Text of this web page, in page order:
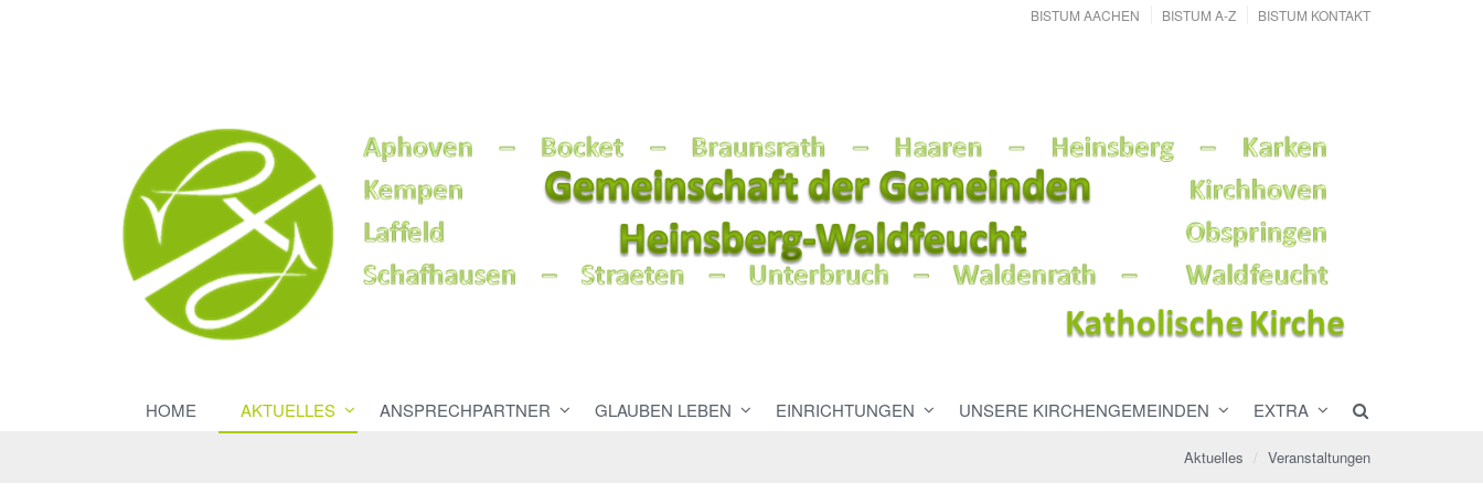
BISTUM AACHEN BISTUM A-Z BISTUM KONTAKT
HOME AKTUELLES ANSPRECHPARTNER GLAUBEN LEBEN EINRICHTUNGEN UNSERE KIRCHENGEMEINDEN EXTRA
Aktuelles Veranstaltungen